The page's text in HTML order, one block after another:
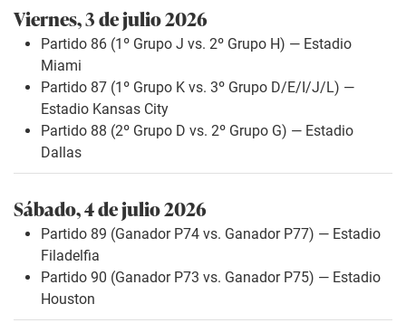
Viernes, 3 de julio 2026
Partido 86 (1º Grupo J vs. 2º Grupo H) — Estadio
Miami
Partido 87 (1º Grupo K vs. 3º Grupo D/E/I/J/L) —
Estadio Kansas City
Partido 88 (2º Grupo D vs. 2º Grupo G) — Estadio
Dallas
Sábado, 4 de julio 2026
Partido 89 (Ganador P74 vs. Ganador P77) — Estadio
Filadelfia
Partido 90 (Ganador P73 vs. Ganador P75) — Estadio
Houston